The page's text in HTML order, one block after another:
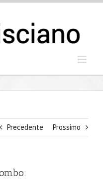
Precedente Prossimo